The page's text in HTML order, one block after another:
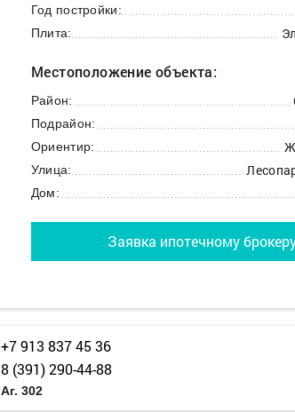
Год постройки:
Плита:
Местоположение объекта:
Район:
Подрайон:
Ориентир:
Улица:
Дом:
Заявка ипотечному
+7 913 837 45 36
8 (391) 290-44-88
Аг. 302